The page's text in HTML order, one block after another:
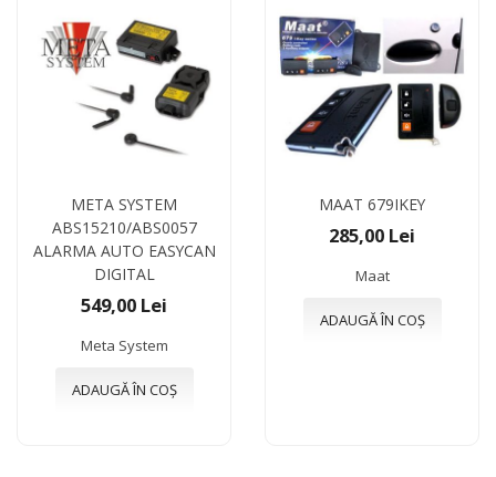
META SYSTEM
ABS15210/ABS0057
ALARMA AUTO EASYCAN
DIGITAL
549,00 Lei
Meta System
ADAUGĂ ÎN COȘ
MAAT 679IKEY
285,00 Lei
Maat
ADAUGĂ ÎN COȘ